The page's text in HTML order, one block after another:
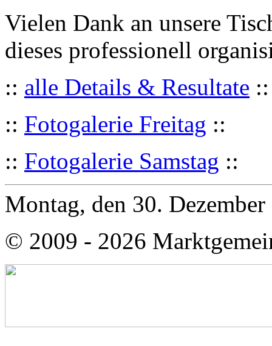
Vielen Dank an unsere
dieses professionell
:: alle Details & Resultate ::
:: Fotogalerie Freitag ::
:: Fotogalerie Samstag ::
Montag, den 30.
© 2009 - 2026